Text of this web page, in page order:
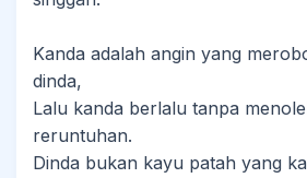
Kanda adalah angin yang
dinda,
Lalu kanda berlalu tanpa
reruntuhan.
Dinda bukan kayu patah yang